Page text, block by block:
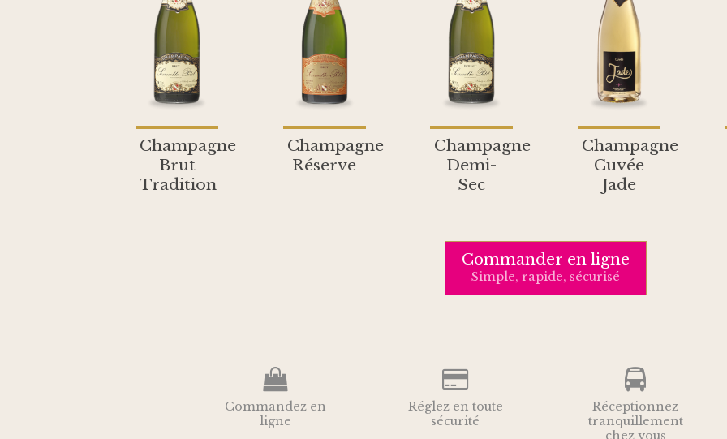
Champagne
Brut
Tradition
Champagne
Réserve
Champagne
Demi-
Sec
Champagne
Cuvée
Jade
Commander en ligne
Simple, rapide, sécurisé
Commandez en
ligne
Réglez en toute
sécurité
Réceptionnez
tranquillement
chez vous